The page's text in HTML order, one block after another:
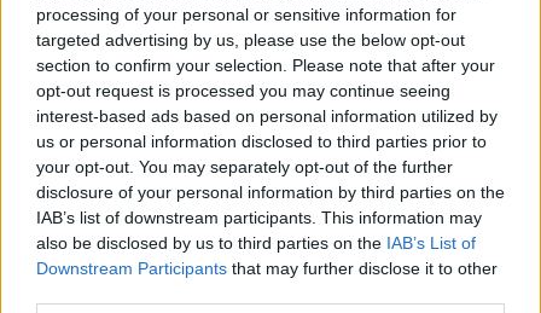
processing of your personal or sensitive information for
targeted advertising by us, please use the below opt-out
section to confirm your selection. Please note that after your
opt-out request is processed you may continue seeing
interest-based ads based on personal information utilized by
us or personal information disclosed to third parties prior to
your opt-out. You may separately opt-out of the further
disclosure of your personal information by third parties on the
IAB’s list of downstream participants. This information may
also be disclosed by us to third parties on the IAB’s List of
Downstream Participants that may further disclose it to other